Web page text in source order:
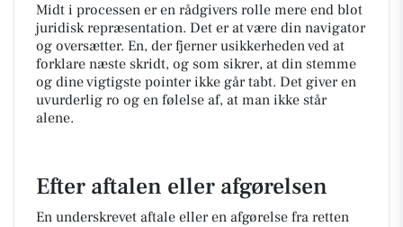
Midt i processen er en rådgivers rolle mere end blot
juridisk repræsentation. Det er at være din navigator
og oversætter. En, der fjerner usikkerheden ved at
forklare næste skridt, og som sikrer, at din stemme
og dine vigtigste pointer ikke går tabt. Det giver en
uvurderlig ro og en følelse af, at man ikke står
alene.
Efter aftalen eller afgørelsen
En underskrevet aftale eller en afgørelse fra retten